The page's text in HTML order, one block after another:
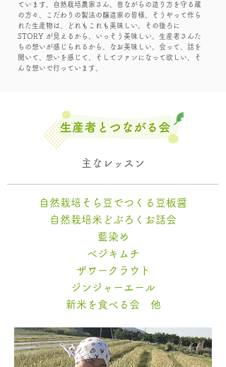
ています。自然栽培農家さん、昔ながらの造り方を守る蔵
の方々、こだわりの製法の醸造家の皆様、そうやって作ら
れた生産物は、どれもこれも美味しい。その後ろに
STORY が見えるから、いっそう美味しい。生産者さんた
ちの想いが感じられるから、なお美味しい。会って、話を
聞いて、想いを感じて、そしてファンになって欲しい、そ
んな想いで行っています。
主なレッスン
自然栽培そら豆でつくる豆板醤
自然栽培米どぶろくお話会
藍染め
ベジキムチ
ザワークラウト
ジンジャーエール
新米を食べる会 他